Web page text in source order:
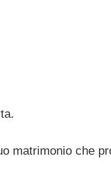
matrimonio che